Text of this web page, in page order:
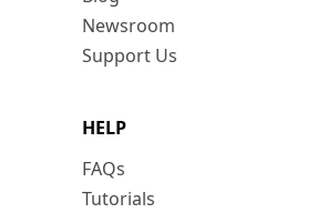
Newsroom
Support Us
HELP
FAQs
Tutorials